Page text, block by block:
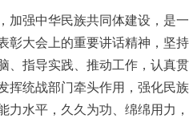
强中华民族共同体建设，是
彰大会上的重要讲话精神，坚
、指导实践、推动工作，认真
挥统战部门牵头作用，强化民
力水平，久久为功、绵绵用力